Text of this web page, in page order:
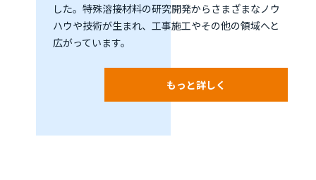
した。特殊溶接材料の研究開発からさまざまなノウ
ハウや技術が生まれ、工事施工やその他の領域へと
広がっています。
もっと詳しく